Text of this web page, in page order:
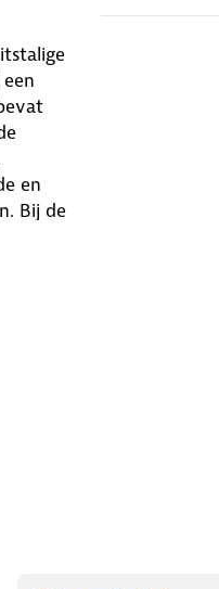
en
Bij de